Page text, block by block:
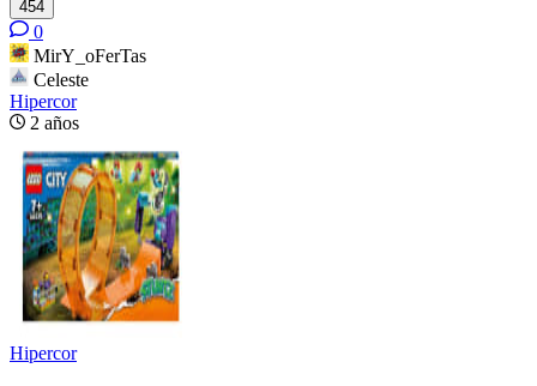
454
0
MirY_oFerTas
Celeste
Hipercor
2 años
Hipercor